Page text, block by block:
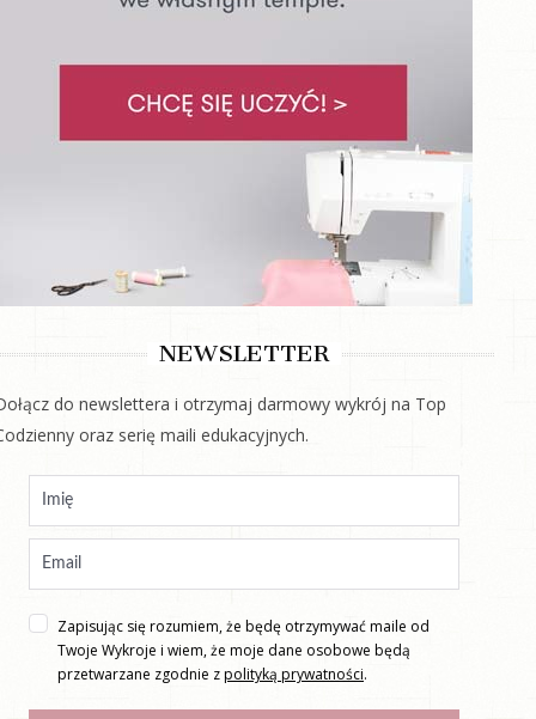
NEWSLETTER
do newslettera i otrzymaj darmowy wykrój na Top
oraz serię maili edukacyjnych.
Zapisując się rozumiem, że będę otrzymywać maile od
Twoje Wykroje i wiem, że moje dane osobowe będą
przetwarzane zgodnie zpolityką prywatności.